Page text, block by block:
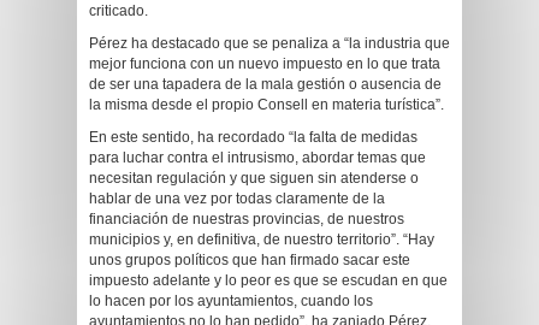
criticado.
Pérez ha destacado que se penaliza a “la industria que
mejor funciona con un nuevo impuesto en lo que trata
de ser una tapadera de la mala gestión o ausencia de
la misma desde el propio Consell en materia turística”.
En este sentido, ha recordado “la falta de medidas
para luchar contra el intrusismo, abordar temas que
necesitan regulación y que siguen sin atenderse o
hablar de una vez por todas claramente de la
financiación de nuestras provincias, de nuestros
municipios y, en definitiva, de nuestro territorio”. “Hay
unos grupos políticos que han firmado sacar este
impuesto adelante y lo peor es que se escudan en que
lo hacen por los ayuntamientos, cuando los
ayuntamientos no lo han pedido”, ha zanjado Pérez.